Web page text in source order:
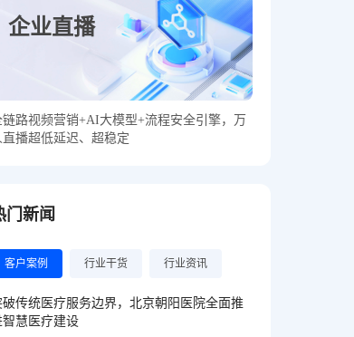
企业直播
链路视频营销+AI大模型+流程安全引擎，万
直播超低延迟、超稳定
门新闻
客户案例 行业干货 行业资讯
破传统医疗服务边界，北京朝阳医院全面推
智慧医疗建设